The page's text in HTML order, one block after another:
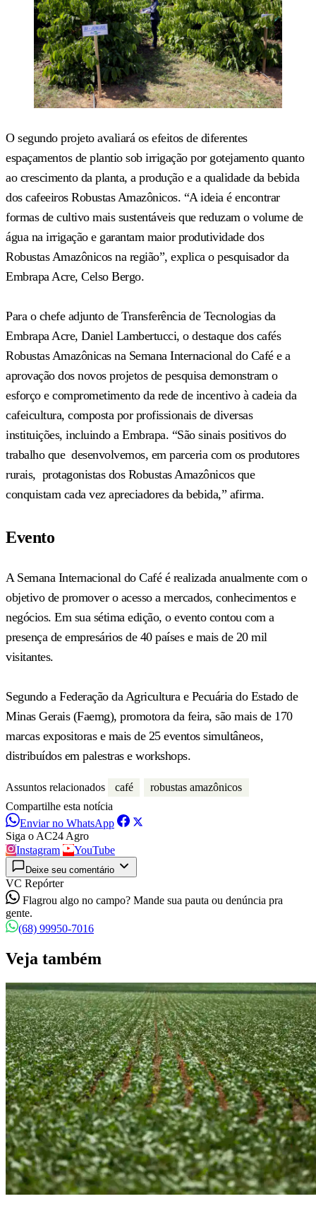
O segundo projeto avaliará os efeitos de diferentes
espaçamentos de plantio sob irrigação por gotejamento quanto
ao crescimento da planta, a produção e a qualidade da bebida
dos cafeeiros Robustas Amazônicos. “A ideia é encontrar
formas de cultivo mais sustentáveis que reduzam o volume de
água na irrigação e garantam maior produtividade dos
Robustas Amazônicos na região”, explica o pesquisador da
Embrapa Acre, Celso Bergo.
Para o chefe adjunto de Transferência de Tecnologias da
Embrapa Acre, Daniel Lambertucci, o destaque dos cafés
Robustas Amazônicas na Semana Internacional do Café e a
aprovação dos novos projetos de pesquisa demonstram o
esforço e comprometimento da rede de incentivo à cadeia da
cafeicultura, composta por profissionais de diversas
instituições, incluindo a Embrapa. “São sinais positivos do
trabalho que desenvolvemos, em parceria com os produtores
rurais, protagonistas dos Robustas Amazônicos que
conquistam cada vez apreciadores da bebida,” afirma.
Evento
A Semana Internacional do Café é realizada anualmente com o
objetivo de promover o acesso a mercados, conhecimentos e
negócios. Em sua sétima edição, o evento contou com a
presença de empresários de 40 países e mais de 20 mil
visitantes.
Segundo a Federação da Agricultura e Pecuária do Estado de
Minas Gerais (Faemg), promotora da feira, são mais de 170
marcas expositoras e mais de 25 eventos simultâneos,
distribuídos em palestras e workshops.
Assuntos relacionados café
robustas amazônicos
Compartilhe esta notícia
Enviar no WhatsApp
Siga o AC24 Agro
Instagram
YouTube
Deixe seu comentário
VC Repórter
Flagrou algo no campo? Mande sua pauta ou denúncia pra
gente.
(68) 99950-7016
Veja também